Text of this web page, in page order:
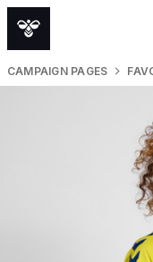
CAMPAIGN PAGES